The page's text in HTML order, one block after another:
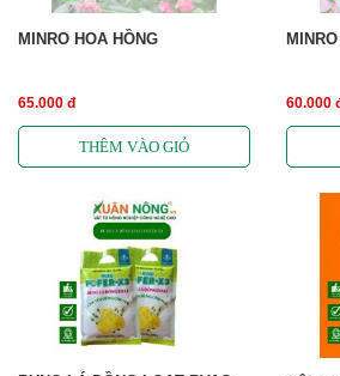
MINRO HOA HỒNG
65.000 đ 60.000